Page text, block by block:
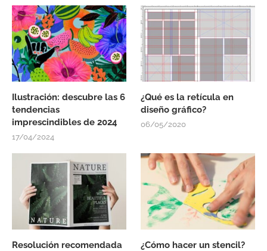
Ilustración: descubre las 6
tendencias
imprescindibles de 2024
17/04/2024
¿Qué es la retícula en
diseño gráfico?
06/05/2020
Resolución recomendada
¿Cómo hacer un stencil?